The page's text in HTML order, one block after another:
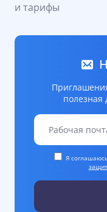
и тарифы
Я